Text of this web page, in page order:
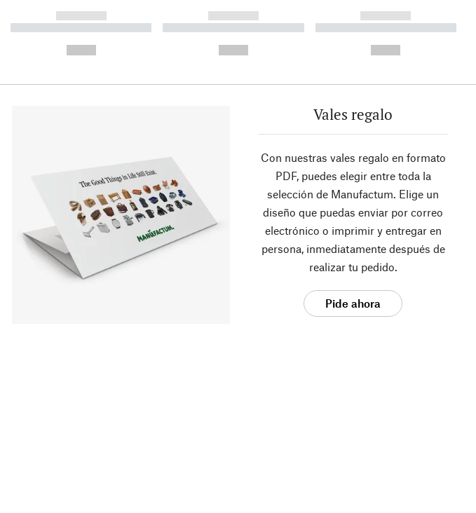
------------
----------- ----------- ----------
------------
----------- ----------- ----------
------------
----------- ----------- ----------
Vales regalo
Con nuestras vales regalo en formato
PDF, puedes elegir entre toda la
selección de Manufactum. Elige un
diseño que puedas enviar por correo
electrónico o imprimir y entregar en
persona, inmediatamente después de
realizar tu pedido.
Pide ahora